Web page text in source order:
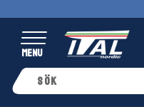
Meny